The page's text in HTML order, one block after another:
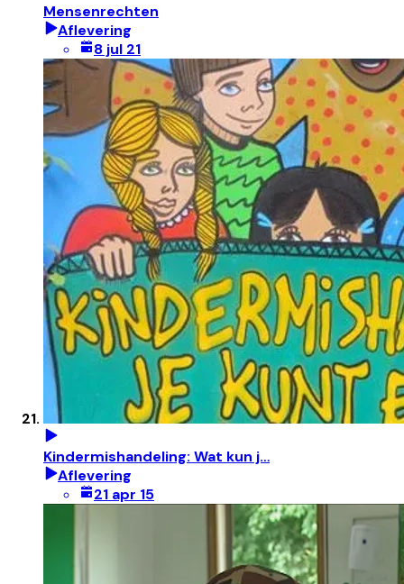
Mensenrechten
Aflevering
8 jul 21
Kindermishandeling: Wat kun j…
Aflevering
21 apr 15